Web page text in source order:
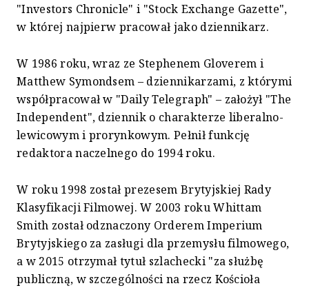
"Investors Chronicle" i "Stock Exchange Gazette",
w której najpierw pracował jako dziennikarz.
W 1986 roku, wraz ze Stephenem Gloverem i
Matthew Symondsem – dziennikarzami, z którymi
współpracował w "Daily Telegraph" – założył "The
Independent", dziennik o charakterze liberalno-
lewicowym i prorynkowym. Pełnił funkcję
redaktora naczelnego do 1994 roku.
W roku 1998 został prezesem Brytyjskiej Rady
Klasyfikacji Filmowej. W 2003 roku Whittam
Smith został odznaczony Orderem Imperium
Brytyjskiego za zasługi dla przemysłu filmowego,
a w 2015 otrzymał tytuł szlachecki "za służbę
publiczną, w szczególności na rzecz Kościoła